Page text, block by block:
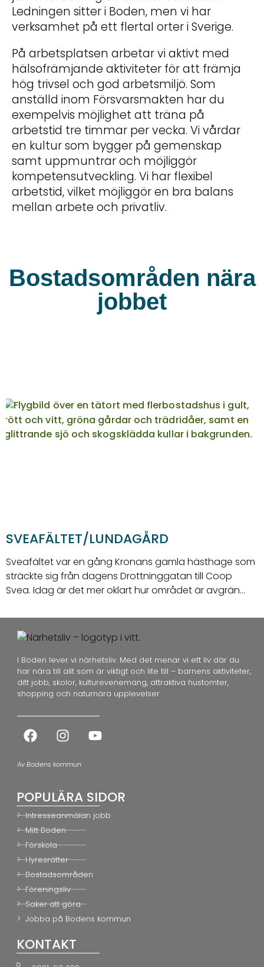
Ledningen sitter i Boden, men vi har
verksamhet på ett flertal orter i Sverige.
På arbetsplatsen arbetar vi aktivt med
hälsofrämjande aktiviteter för att främja
hög trivsel och god arbetsmiljö. Som
anställd inom Försvarsmakten har du
exempelvis möjlighet att träna på
arbetstid tre timmar per vecka. Vi vårdar
en kultur som bygger på gemenskap
samt uppmuntrar och möjliggör
kompetensutveckling. Vi har flexibel
arbetstid, vilket möjliggör en bra balans
mellan arbete och privatliv.
Bostadsområden nära
jobbet
SVEAFÄLTET/LUNDAGÅRD
Sveafältet var en gång Kronans gamla hästhage som
sträckte sig från dagens Drottninggatan till Coop
Svea. Idag är det mer oklart hur området är avgrän…
I Boden lever vi närhetsliv. Med det menar vi ett liv där du
har nära till allt som är viktigt och lite till – barnens aktiviteter,
ditt jobb, skolor, kulturevenemang, attraktiva hustomter,
shopping och naturnära upplevelser.
Av Bodens kommun
POPULÄRA SIDOR
Intresseanmälan jobb
Mitt Boden
Förskola
Hyresrätter
Bostadsområden
Föreningsliv
Saker att göra
Jobba på Bodens kommun
KONTAKT